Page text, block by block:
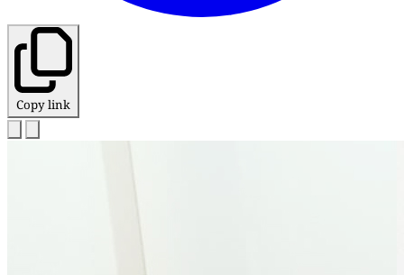
Copy link